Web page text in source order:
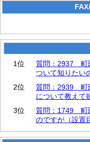
1位
質問：2937 町
ついて知りたい
2位
質問：2939 町
について教えて
3位
質問：1749 町
のですが（設置